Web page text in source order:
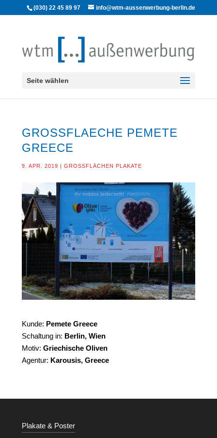
(030) 22 45 89 97 info@wtm-aussenwerbung-berlin.de
Seite wählen
GROSSFLAECHE PEMETE G
REECE
9. APR. 2019 | GROSSFLÄCHEN PLAKATE
Kunde: Pemete Greece
Schaltung in: Berlin, Wien
Motiv: Griechische Oliven
Agentur: Karousis, Greece
Plakate & Poster